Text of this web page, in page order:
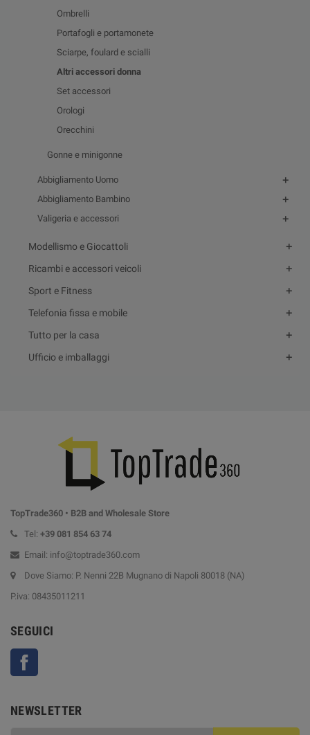
Ombrelli
Portafogli e portamonete
Sciarpe, foulard e scialli
Altri accessori donna
Set accessori
Orologi
Orecchini
Gonne e minigonne
Abbigliamento Uomo
Abbigliamento Bambino
Valigeria e accessori
Modellismo e Giocattoli
Ricambi e accessori veicoli
Sport e Fitness
Telefonia fissa e mobile
Tutto per la casa
Ufficio e imballaggi
TopTrade360 • B2B and Wholesale Store
Tel: +39 081 854 63 74
Email: info@toptrade360.com
Dove Siamo: P. Nenni 22B Mugnano di Napoli 80018 (NA)
P.iva: 08435011211
SEGUICI
NEWSLETTER